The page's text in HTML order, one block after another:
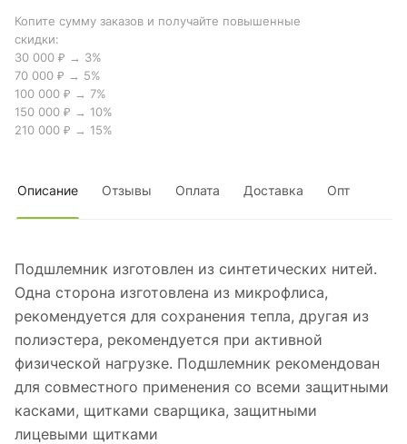
Копите сумму заказов и получайте повышенные
скидки:
30 000 ₽ → 3%
70 000 ₽ → 5%
100 000 ₽ → 7%
150 000 ₽ → 10%
210 000 ₽ → 15%
Описание Отзывы Оплата Доставка Опт
Подшлемник изготовлен из синтетических нитей.
Одна сторона изготовлена из микрофлиса,
рекомендуется для сохранения тепла, другая из
полиэстера, рекомендуется при активной
физической нагрузке. Подшлемник рекомендован
для совместного применения со всеми защитными
касками, щитками сварщика, защитными
лицевыми щитками